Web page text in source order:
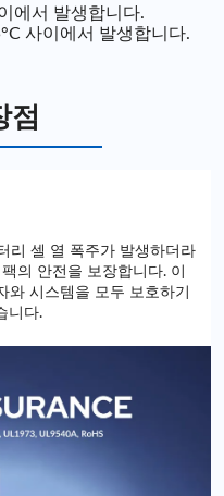
에서 발생합니다.
사이에서 발생합니다.
점
리 셀 열 폭주가 발생하더라
의 안전을 보장합니다. 이
시스템을 모두 보호하기
니다.